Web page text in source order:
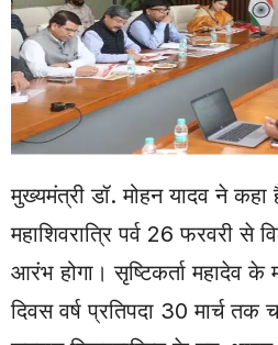
मुख्यमंत्री डॉ. मोहन यादव ने
महाशिवरात्रि पर्व 26 फरवरी से
आरंभ होगा। सृष्टिकर्ता महादेव
दिवस वर्ष प्रतिपदा 30 मार्च तक